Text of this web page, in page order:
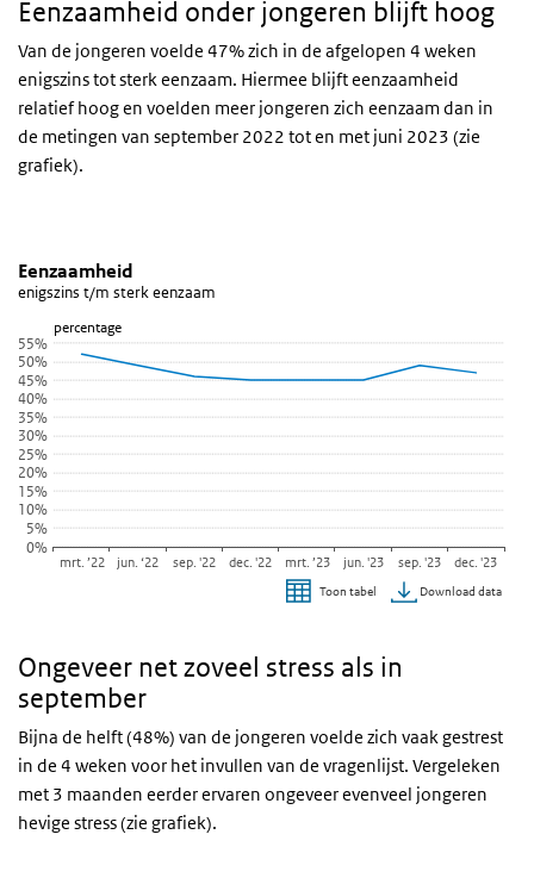
Eenzaamheid onder jongeren blijft hoog
Van de jongeren voelde 47% zich in de afgelopen 4 weken
enigszins tot sterk eenzaam. Hiermee blijft eenzaamheid
relatief hoog en voelden meer jongeren zich eenzaam dan in
de metingen van september 2022 tot en met juni 2023 (zie
grafiek).
Eenzaamheid
Sla de grafiek 'Eenzaamheid' over en ga naar de datatabel
Eenzaamheid
Lijn grafiek met 8 data punten.
enigszins t/m sterk eenzaam
Bekijk als data tabel.
De grafiek heeft 1 X-as die categories weergeeft.
De grafiek heeft 1 Y-as die percentage weergeeft.
percentage
Eenzaamheid
enigszins t/m sterk eenzaam
0%
5%
10%
15%
20%
25%
30%
35%
40%
45%
50%
55%
mrt. ’22 jun. ‘22 sep. '22 dec. '22 mrt. ’23 jun. '23 sep. '23 dec. '23
Toon tabel Download data
Ongeveer net zoveel stress als in
september
Bijna de helft (48%) van de jongeren voelde zich vaak gestrest
in de 4 weken voor het invullen van de vragenlijst. Vergeleken
met 3 maanden eerder ervaren ongeveer evenveel jongeren
hevige stress (zie grafiek).